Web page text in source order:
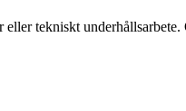
tekniskt